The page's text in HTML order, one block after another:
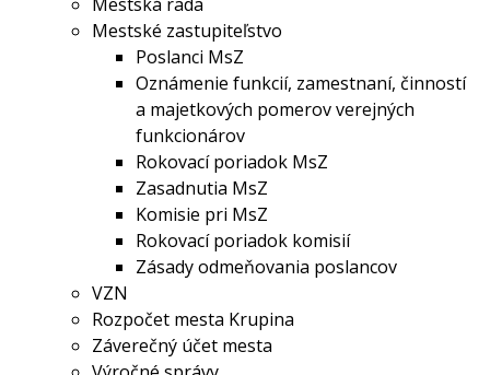
Mestské zastupiteľstvo
Poslanci MsZ
Oznámenie funkcií, zamestnaní, činností
a majetkových pomerov verejných
funkcionárov
Rokovací poriadok MsZ
Zasadnutia MsZ
Komisie pri MsZ
Rokovací poriadok komisií
Zásady odmeňovania poslancov
VZN
Rozpočet mesta Krupina
Záverečný účet mesta